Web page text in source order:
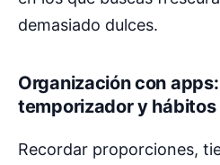
demasiado dulces.
Organización con
temporizador y hábitos
Recordar proporciones,